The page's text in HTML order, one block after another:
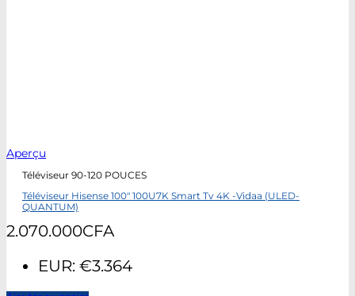
Aperçu
Téléviseur 90-120 POUCES
Téléviseur Hisense 100″ 100U7K Smart Tv 4K -Vidaa (ULED-
QUANTUM)
2.070.000CFA
EUR: €3.364